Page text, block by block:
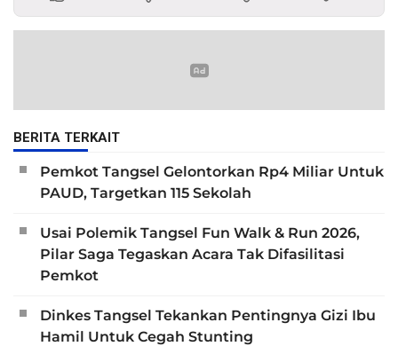
BERITA TERKAIT
Pemkot Tangsel Gelontorkan Rp4 Miliar Untuk
PAUD, Targetkan 115 Sekolah
Usai Polemik Tangsel Fun Walk & Run 2026,
Pilar Saga Tegaskan Acara Tak Difasilitasi
Pemkot
Dinkes Tangsel Tekankan Pentingnya Gizi Ibu
Hamil Untuk Cegah Stunting